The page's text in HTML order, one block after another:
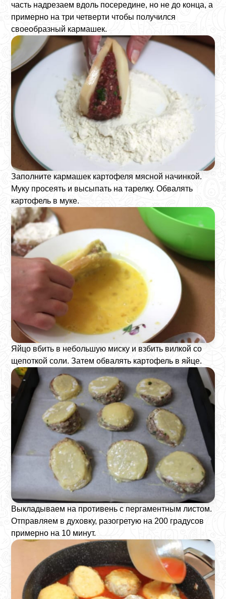
часть надрезаем вдоль посередине, но не до конца, а
примерно на три четверти чтобы получился
своеобразный кармашек.
Заполните кармашек картофеля мясной начинкой.
Муку просеять и высыпать на тарелку. Обвалять
картофель в муке.
Яйцо вбить в небольшую миску и взбить вилкой со
щепоткой соли. Затем обвалять картофель в яйце.
Выкладываем на противень с пергаментным листом.
Отправляем в духовку, разогретую на 200 градусов
примерно на 10 минут.